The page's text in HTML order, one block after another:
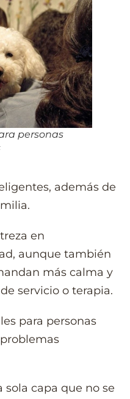
personas
además de
en
aunque también
más calma y
servicio o terapia.
para personas
capa que no se